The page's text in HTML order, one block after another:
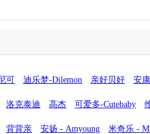
可 迪乐梦-Dilemon 亲好贝好 安
洛克泰迪 高杰 可爱多-Cutebaby
背背亲 安扬 - Amyoung 米奇乐 -